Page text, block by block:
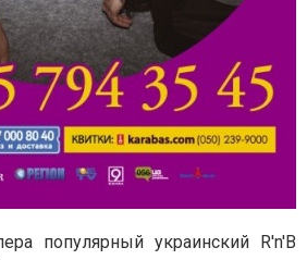
популярный украинский R'n'B